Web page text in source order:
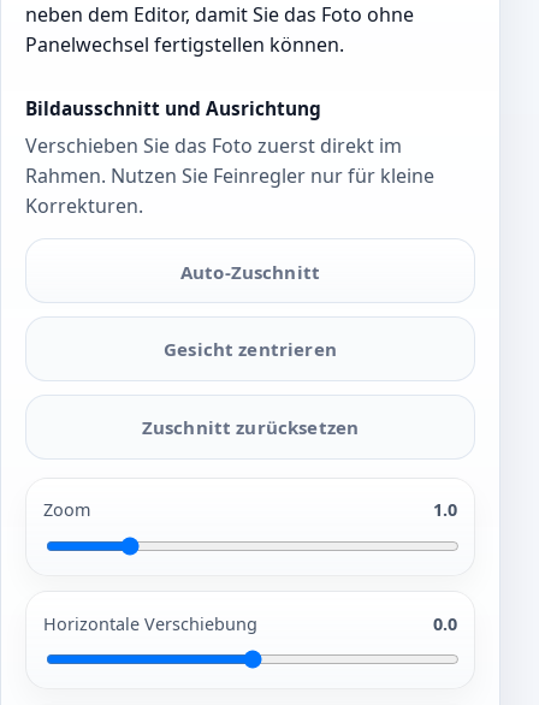
neben dem Editor, damit Sie das Foto ohne
Panelwechsel fertigstellen können.
Bildausschnitt und Ausrichtung
Verschieben Sie das Foto zuerst direkt im
Rahmen. Nutzen Sie Feinregler nur für kleine
Korrekturen.
Auto-Zuschnitt
Gesicht zentrieren
Zuschnitt zurücksetzen
Zoom 1.0
Horizontale Verschiebung 0.0